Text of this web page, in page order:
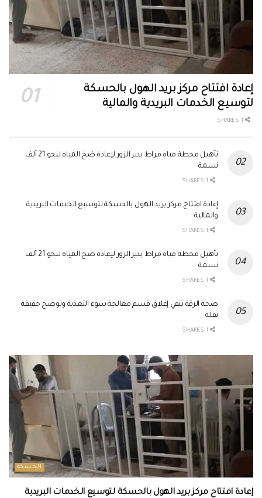
إعادة افتتاح مركز بريد الهول بالحسكة
لتوسيع الخدمات البريدية والمالية
تأهيل محطة مياه مراط بدير الزور لإعادة ضخ المياه لنحو 21 ألف
نسمة
إعادة افتتاح مركز بريد الهول بالحسكة لتوسيع الخدمات البريدية
والمالية
تأهيل محطة مياه مراط بدير الزور لإعادة ضخ المياه لنحو 21 ألف
نسمة
صحة الرقة تنفي إغلاق قسم معالجة سوء التغذية وتوضح حقيقة
نقله
الحسكة
إعادة افتتاح مركز بريد الهول بالحسكة لتوسيع الخدمات البريدية